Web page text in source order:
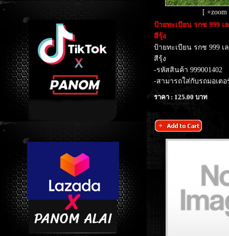
[ +zoom
ป้ายทะเบียน รกช 999 เ
สีรุ้ง
ป้ายทะเบียน รกช 999 เ
สีรุ้ง
-รหัสสินค้า 999001402
-สามารถใส่กับรถมอเต
ราคา : 125.00 บาท